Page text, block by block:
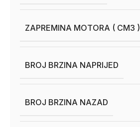
ZAPREMINA MOTORA ( CM3 )
BROJ BRZINA NAPRIJED
BROJ BRZINA NAZAD